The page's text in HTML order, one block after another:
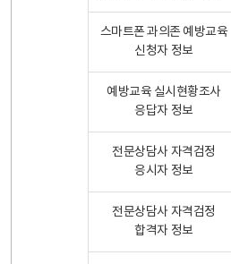
스마트폰 과의존 예방교육
신청자 정보
예방교육 실시현황조사
응답자 정보
전문상담사 자격검정
응시자 정보
전문상담사 자격검정
합격자 정보